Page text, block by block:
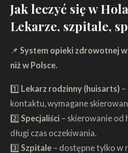
Jak leczyć się w
Lekarze, szpitale,
📌 System opieki zdrowotnej w
niż w Polsce.
1️⃣ Lekarz rodzinny (huisarts) –
kontaktu, wymagane
2️⃣ Specjaliści – skierowanie od
długi czas oczekiwania.
3️⃣ Szpitale – dostępne tylko w